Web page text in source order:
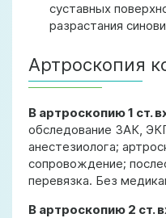
суставных
разрастания
Артроскопия
В артроскопию 1 ст.
обследование ЗАК,
анестезиолога;
сопровождение;
перевязка. Без
В артроскопию 2 ст.